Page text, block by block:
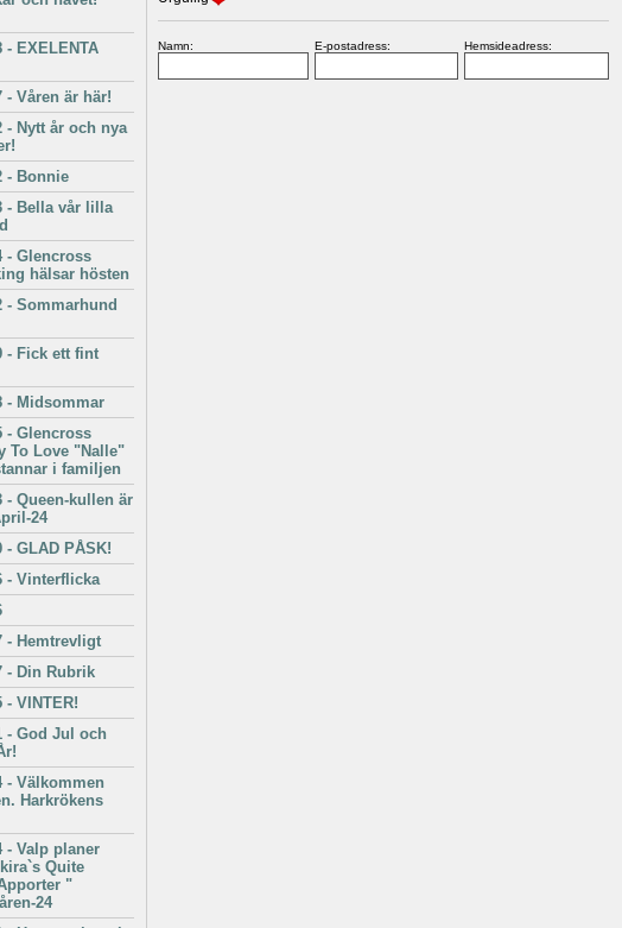
- EXELENTA
- Våren är här!
- Nytt år och nya
- Bonnie
- Bella vår lilla
- Glencross
hälsar hösten
- Sommarhund
- Fick ett fint
- Midsommar
- Glencross
To Love "Nalle"
i familjen
- Queen-kullen är
24
- GLAD PÅSK!
- Vinterflicka
- Hemtrevligt
- Din Rubrik
- VINTER!
- God Jul och
- Välkommen
Harkrökens
- Valp planer
Quite
"
24
Namn: E-postadress: Hemsideadress: